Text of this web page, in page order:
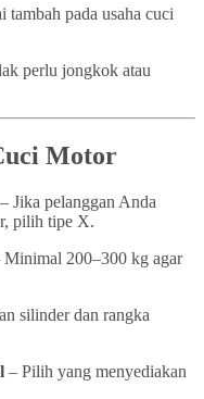
tambah pada usaha cuci
perlu jongkok atau
Motor
– Jika pelanggan Anda
pilih tipe X.
Minimal 200–300 kg agar
silinder dan rangka
– Pilih yang menyediakan